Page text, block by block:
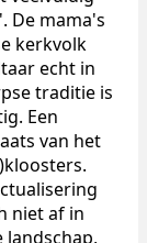
De mama's
kerkvolk
echt in
traditie is
Een
van het
niet af in
landschap,